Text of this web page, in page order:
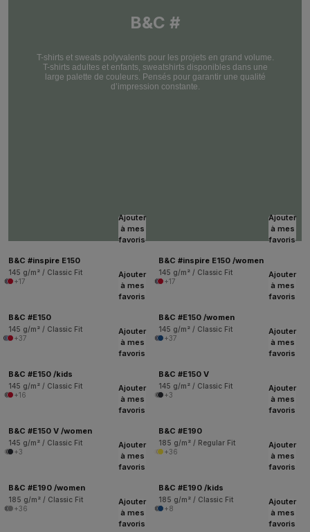
B&C #
T-shirts et sweats polyvalents pour les projets en grand volume.
T-shirts adultes et enfants, sweatshirts disponibles dans une
large palette de couleurs. Pensés pour garantir une qualité
d’impression constante.
Ajouter
à mes
favoris
B&C #inspire E150
145 g/m² / Classic Fit
+17
Ajouter
à mes
favoris
B&C #inspire E150 /women
145 g/m² / Classic Fit
+17
Ajouter
à mes
favoris
B&C #E150
145 g/m² / Classic Fit
+37
Ajouter
à mes
favoris
B&C #E150 /women
145 g/m² / Classic Fit
+37
Ajouter
à mes
favoris
B&C #E150 /kids
145 g/m² / Classic Fit
+16
Ajouter
à mes
favoris
B&C #E150 V
145 g/m² / Classic Fit
+3
Ajouter
à mes
favoris
B&C #E150 V /women
145 g/m² / Classic Fit
+3
Ajouter
à mes
favoris
B&C #E190
185 g/m² / Regular Fit
+36
Ajouter
à mes
favoris
B&C #E190 /women
185 g/m² / Classic Fit
+36
Ajouter
à mes
favoris
B&C #E190 /kids
185 g/m² / Classic Fit
+8
Ajouter
à mes
favoris
Ajouter
à mes
favoris